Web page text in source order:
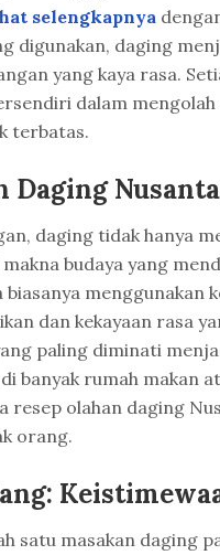
selengkapnya
digunakan, daging
yang kaya rasa.
dalam
terbatas.
Daging
daging tidak hanya
budaya yang
biasanya menggunakan
dan kekayaan rasa
paling diminati
banyak rumah makan
resep olahan daging
orang.
satu masakan daging